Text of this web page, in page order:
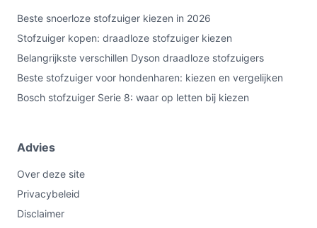
Beste snoerloze stofzuiger kiezen in 2026
Stofzuiger kopen: draadloze stofzuiger kiezen
Belangrijkste verschillen Dyson draadloze stofzuigers
Beste stofzuiger voor hondenharen: kiezen en vergelijken
Bosch stofzuiger Serie 8: waar op letten bij kiezen
Advies
Over deze site
Privacybeleid
Disclaimer